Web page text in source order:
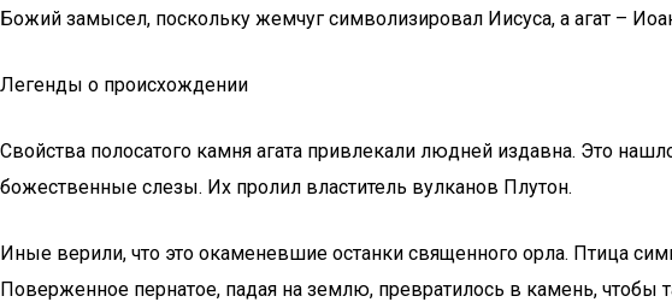
Божий замысел, поскольку жемчуг символизировал Иисуса, а агат –
Легенды о происхождении
Свойства полосатого камня агата привлекали людней издавна. Это
божественные слезы. Их пролил властитель вулканов Плутон.
Иные верили, что это окаменевшие останки священного орла. Птица
Поверженное пернатое, падая на землю, превратилось в камень,